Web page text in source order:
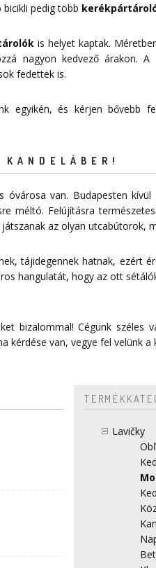
pedig több
is helyet kaptak.
nagyon kedvező árakon. A
fedettek is.
egyikén, és kérjen bővebb
van. Budapesten
méltó. Felújításra
az olyan utcabútorok,
tájidegennek hatnak, ezért
hangulatát, hogy az ott
bizalommal! Cégünk széles
kérdése van, vegye fel velünk a
Lavičky